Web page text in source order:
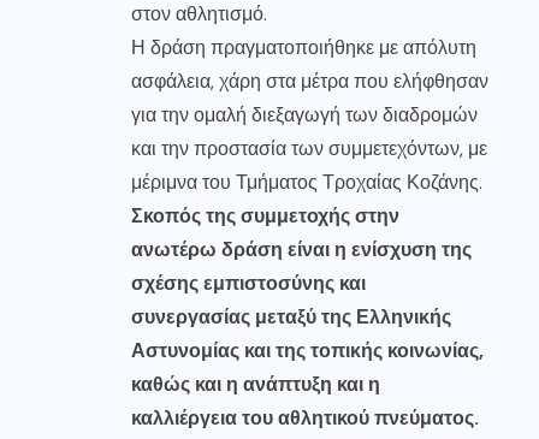
στον αθλητισμό.
Η δράση πραγματοποιήθηκε με απόλυτη
ασφάλεια, χάρη στα μέτρα που ελήφθησαν
για την ομαλή διεξαγωγή των διαδρομών
και την προστασία των συμμετεχόντων, με
μέριμνα του Τμήματος Τροχαίας Κοζάνης.
Σκοπός της συμμετοχής στην
ανωτέρω δράση είναι η ενίσχυση της
σχέσης εμπιστοσύνης και
συνεργασίας μεταξύ της Ελληνικής
Αστυνομίας και της τοπικής κοινωνίας,
καθώς και η ανάπτυξη και η
καλλιέργεια του αθλητικού πνεύματος.